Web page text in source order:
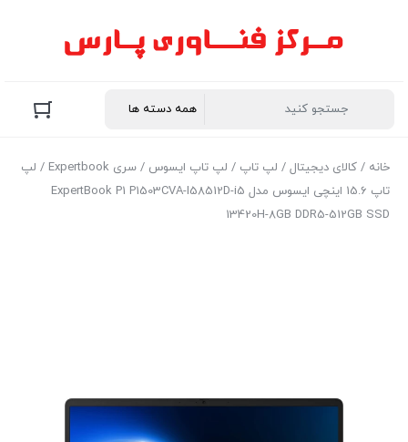
خانه / کالای دیجیتال / لپ تاپ / لپ تاپ ایسوس / سری Expertbook
/ لپ
تاپ 15.6 اینچی ایسوس مدل ExpertBook P1 P1503CVA-I58512D-i5
13420H-8GB DDR5-512GB SSD